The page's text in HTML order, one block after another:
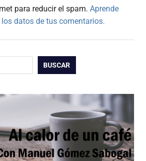
para reducir el spam. Aprende
datos de tus comentarios.
BUSCAR